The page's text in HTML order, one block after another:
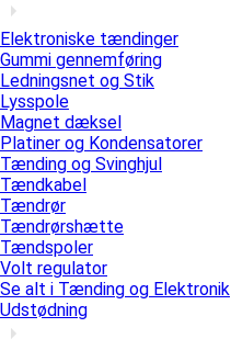
Elektroniske tændinger
Gummi gennemføring
Ledningsnet og Stik
Lysspole
Magnet dæksel
Platiner og Kondensatorer
Tænding og Svinghjul
Tændkabel
Tændrør
Tændrørshætte
Tændspoler
Volt regulator
Se alt i Tænding og Elektronik
Udstødning